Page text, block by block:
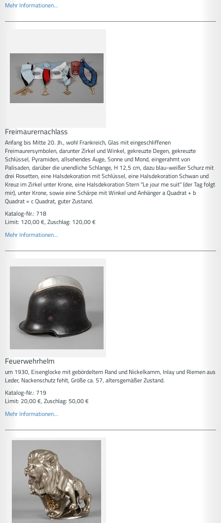
Mehr Informationen...
Freimaurernachlass
Anfang bis Mitte 20. Jh., wohl Frankreich, Glas mit eingeschliffenen
Freimaurersymbolen, darunter Zirkel und Winkel, gekreuzte Degen, gekreuzte
Schlüssel, Pyramiden, allsehendes Auge, Sonne und Mond, eingerahmt von
Palisaden, darüber die unendliche Schlange, H 12,5 cm, dazu blau-weißer Schurz mit
drei Rosetten, eine Halsdekoration mit Schlüssel, eine Halsdekoration Schwan und
Kreuz im Zirkel unter Krone, eine Halsdekoration Stern "Le jour me suit" (der Tag folgt
mir), unter Krone, sowie eine Schärpe mit Winkel und Anhänger a Quadrat + b
Quadrat = c Quadrat, guter Zustand.
Katalog-Nr.: 718
Limit: 120,00 €, Zuschlag: 120,00 €
Mehr Informationen...
Feuerwehrhelm
um 1930, Eisenglocke mit gebördeltem Rand und Nickelkamm, Inlay und Riemen aus
Leder, Nackenschutz fehlt, Größe ca. 57, altersgemäßer Zustand.
Katalog-Nr.: 719
Limit: 20,00 €, Zuschlag: 50,00 €
Mehr Informationen...